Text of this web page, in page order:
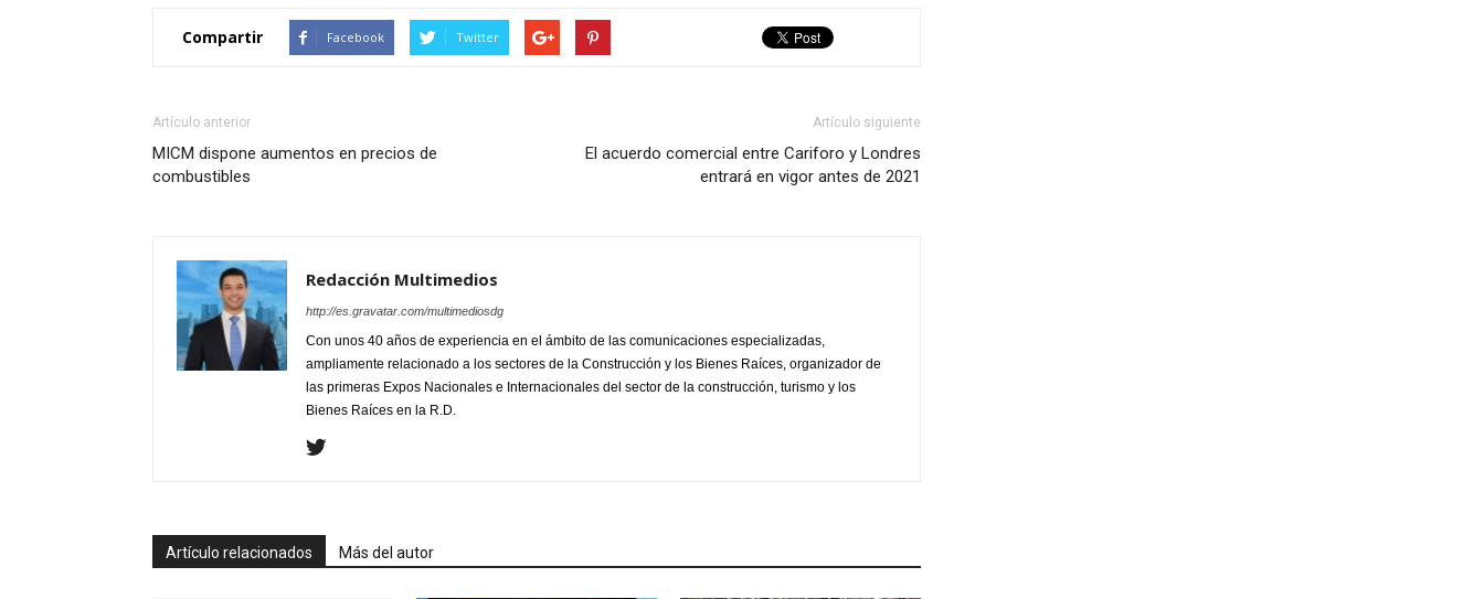
Compartir Facebook Twitter
Artículo anterior
MICM dispone aumentos en precios de
combustibles
Artículo siguiente
El acuerdo comercial entre Cariforo y Londres
entrará en vigor antes de 2021
Redacción Multimedios
http://es.gravatar.com/multimediosdg
Con unos 40 años de experiencia en el ámbito de las comunicaciones especializadas,
ampliamente relacionado a los sectores de la Construcción y los Bienes Raíces, organizador de
las primeras Expos Nacionales e Internacionales del sector de la construcción, turismo y los
Bienes Raíces en la R.D.
Artículo relacionados Más del autor